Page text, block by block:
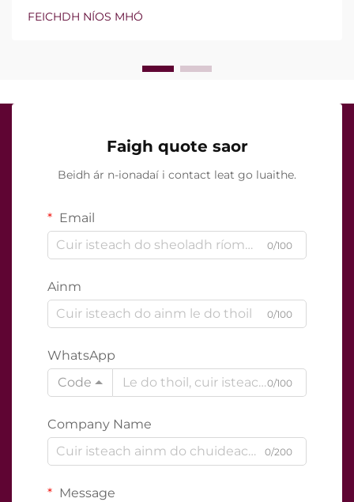
Áfach, níl an cheist fíor i ndáiríre an bhfuil na gnéithe
seo ann nó nach bhfuil, ach conas a oibríonn siad go
FEICHDH NÍOS MHÓ
Faigh quote saor
Beidh ár n-ionadaí i contact leat go luaithe.
Email
0/100
Ainm
0/100
WhatsApp
Code
0/100
Company Name
0/200
Message